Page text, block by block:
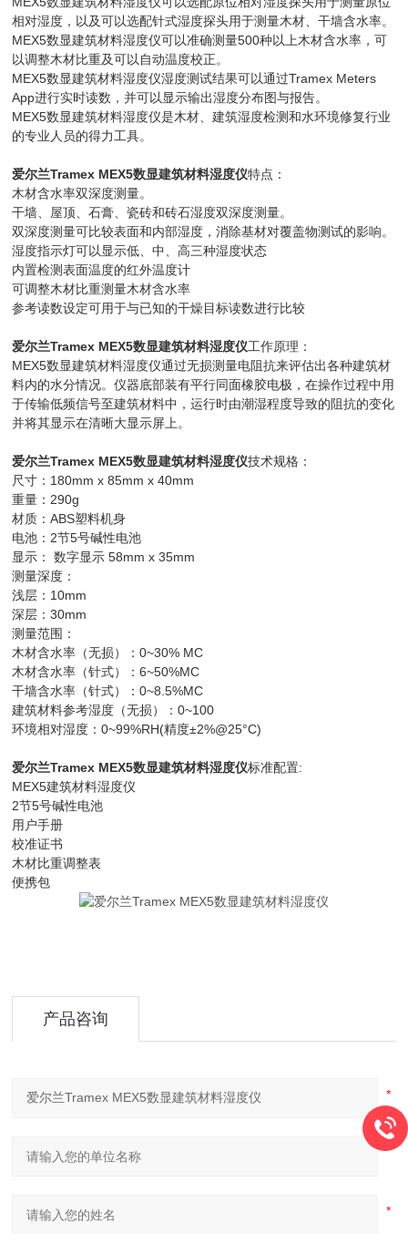
相对湿度，以及可以选配针式湿度探头用于测量木材、干墙含水率。
MEX5数显建筑材料湿度仪可以准确测量500种以上木材含水率，可
以调整木材比重及可以自动温度校正。
MEX5数显建筑材料湿度仪湿度测试结果可以通过Tramex Meters
App进行实时读数，并可以显示输出湿度分布图与报告。
MEX5数显建筑材料湿度仪是木材、建筑湿度检测和水环境修复行业
的专业人员的得力工具。
爱尔兰Tramex MEX5数显建筑材料湿度仪特点：
木材含水率双深度测量。
干墙、屋顶、石膏、瓷砖和砖石湿度双深度测量。
双深度测量可比较表面和内部湿度，消除基材对覆盖物测试的影响。
湿度指示灯可以显示低、中、高三种湿度状态
内置检测表面温度的红外温度计
可调整木材比重测量木材含水率
参考读数设定可用于与已知的干燥目标读数进行比较
爱尔兰Tramex MEX5数显建筑材料湿度仪工作原理：
MEX5数显建筑材料湿度仪通过无损测量电阻抗来评估出各种建筑材
料内的水分情况。仪器底部装有平行同面橡胶电极，在操作过程中用
于传输低频信号至建筑材料中，运行时由潮湿程度导致的阻抗的变化
并将其显示在清晰大显示屏上。
爱尔兰Tramex MEX5数显建筑材料湿度仪技术规格：
尺寸：180mm x 85mm x 40mm
重量：290g
材质：ABS塑料机身
电池：2节5号碱性电池
显示： 数字显示 58mm x 35mm
测量深度：
浅层：10mm
深层：30mm
测量范围：
木材含水率（无损）：0~30% MC
木材含水率（针式）：6~50%MC
干墙含水率（针式）：0~8.5%MC
建筑材料参考湿度（无损）：0~100
环境相对湿度：0~99%RH(精度±2%@25°C)
爱尔兰Tramex MEX5数显建筑材料湿度仪标准配置:
MEX5建筑材料湿度仪
2节5号碱性电池
用户手册
校准证书
木材比重调整表
便携包
产品咨询